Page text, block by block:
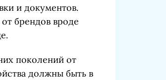
и документов.
брендов вроде
поколений от
должны быть в